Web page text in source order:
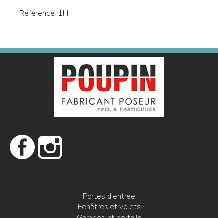
Référence: 1H
Portes d'entrée
Fenêtres et volets